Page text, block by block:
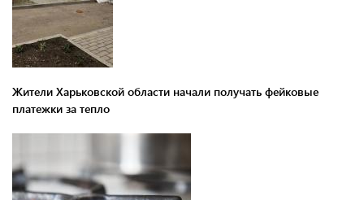
Жители Харьковской области начали получать фейковые
платежки за тепло